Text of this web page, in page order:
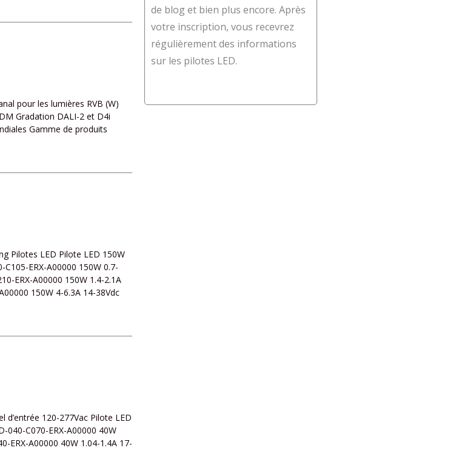
pour les lumières RVB (W)
Gradation DALI-2 et D4i
Gamme de produits
Pilotes LED Pilote LED 150W
ERX-A00000 150W 0.7-
ERX-A00000 150W 1.4-2.1A
150W 4-6.3A 14-38Vdc
d’entrée 120-277Vac Pilote LED
C070-ERX-A00000 40W
ERX-A00000 40W 1.04-1.4A 17-
de blog et bien plus encore. Après
votre inscription, vous recevrez
régulièrement des informations
sur les pilotes LED.